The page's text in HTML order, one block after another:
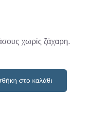
χωρίς ζάχαρη.
στο καλάθι